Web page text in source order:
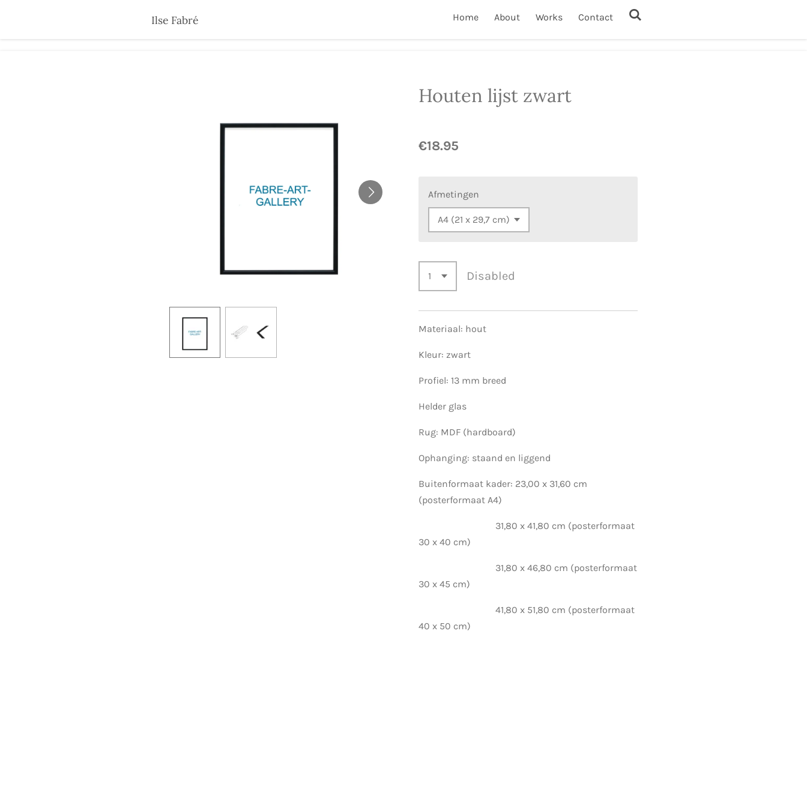
Ilse Fabré Home About Works Contact
Houten lijst zwart
€18.95
Afmetingen
Disabled
Materiaal: hout
Kleur: zwart
Profiel: 13 mm breed
Helder glas
Rug: MDF (hardboard)
Ophanging: staand en liggend
Buitenformaat kader: 23,00 x 31,60 cm
(posterformaat A4)
31,80 x 41,80 cm (posterformaat
30 x 40 cm)
31,80 x 46,80 cm (posterformaat
30 x 45 cm)
41,80 x 51,80 cm (posterformaat
40 x 50 cm)